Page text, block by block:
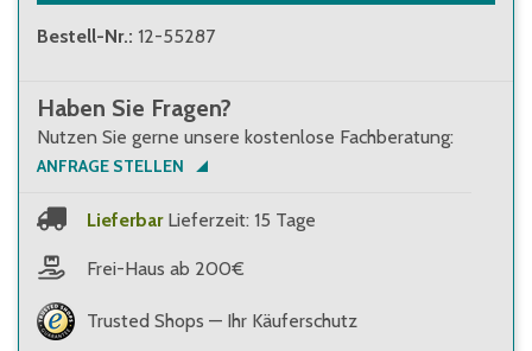
Bestell-Nr.: 12-55287
Haben Sie Fragen?
Nutzen Sie gerne unsere kostenlose Fachberatung:
ANFRAGE STELLEN
Lieferbar Lieferzeit: 15 Tage
Frei-Haus ab 200€
Trusted Shops — Ihr Käuferschutz